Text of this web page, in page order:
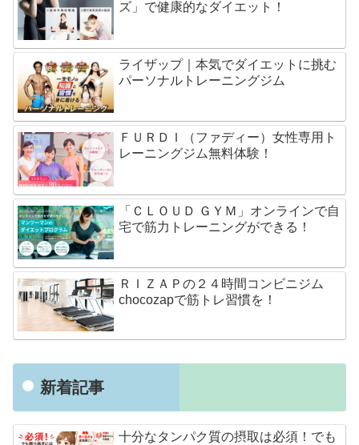
ズ」で健康的なダイエット！
ライザップ｜本気でダイエットに挑む
パーソナルトレーニングジム
ＦＵＲＤＩ（ファディー）女性専用ト
レーニングジム無料体験！
「ＣＬＯＵＤ ＧＹＭ」オンラインで自
宅で筋力トレーニングができる！
ＲＩＺＡＰの２４時間コンビニジム
chocozapで筋トレ習慣を！
新着記事
十分なタンパク質の摂取は必須！でも